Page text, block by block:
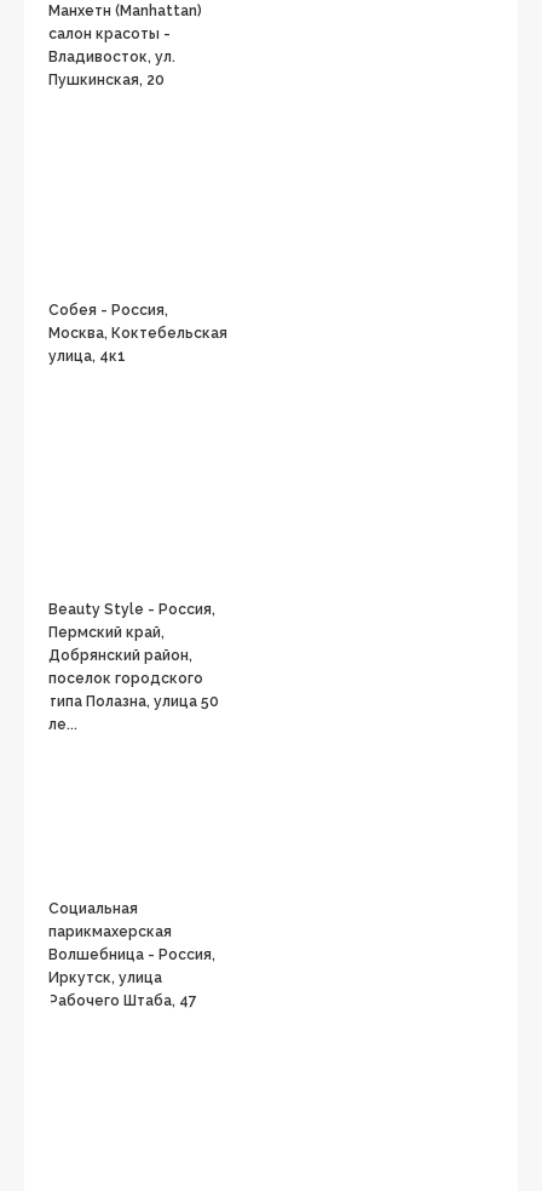
Манхетн (Manhattan)
салон красоты -
Владивосток, ул.
Пушкинская, 20
Собея - Россия,
Москва, Коктебельская
улица, 4к1
Beauty Style - Россия,
Пермский край,
Добрянский район,
поселок городского
типа Полазна, улица 50
ле...
Социальная
парикмахерская
Волшебница - Россия,
Иркутск, улица
Рабочего Штаба, 47